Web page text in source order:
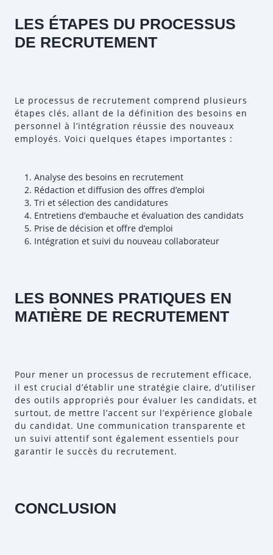
LES ÉTAPES DU PROCESSUS
DE RECRUTEMENT
Le processus de recrutement comprend plusieurs
étapes clés, allant de la définition des besoins en
personnel à l’intégration réussie des nouveaux
employés. Voici quelques étapes importantes :
Analyse des besoins en recrutement
Rédaction et diffusion des offres d’emploi
Tri et sélection des candidatures
Entretiens d’embauche et évaluation des candidats
Prise de décision et offre d’emploi
Intégration et suivi du nouveau collaborateur
LES BONNES PRATIQUES EN
MATIÈRE DE RECRUTEMENT
Pour mener un processus de recrutement efficace,
il est crucial d’établir une stratégie claire, d’utiliser
des outils appropriés pour évaluer les candidats, et
surtout, de mettre l’accent sur l’expérience globale
du candidat. Une communication transparente et
un suivi attentif sont également essentiels pour
garantir le succès du recrutement.
CONCLUSION